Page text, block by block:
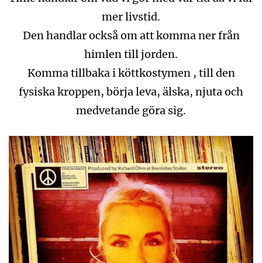
mer livstid.
Den handlar också om att komma ner från
himlen till jorden.
Komma tillbaka i köttkostymen , till den
fysiska kroppen, börja leva, älska, njuta och
medvetande göra sig.